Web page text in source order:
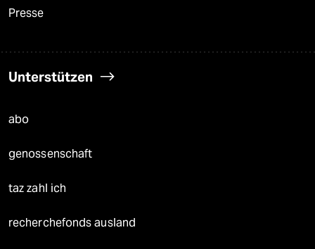
Presse
Unterstützen
abo
genossenschaft
taz zahl ich
recherchefonds ausland